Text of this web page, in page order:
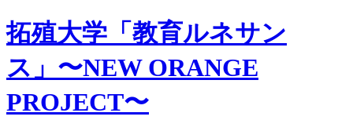
拓殖大学「教育ルネサン
ス」〜NEW ORANGE
PROJECT〜